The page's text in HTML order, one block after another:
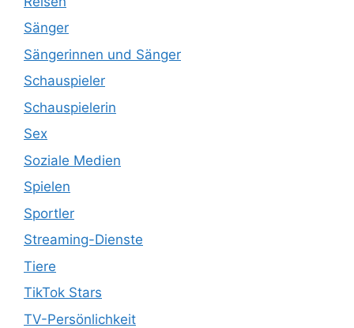
Sänger
Sängerinnen und Sänger
Schauspieler
Schauspielerin
Sex
Soziale Medien
Spielen
Sportler
Streaming-Dienste
Tiere
TikTok Stars
TV-Persönlichkeit